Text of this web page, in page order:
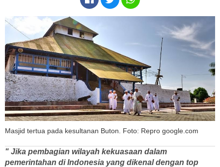
Masjid tertua pada kesultanan Buton. Foto: Repro google.com
" Jika pembagian wilayah kekuasaan dalam
pemerintahan di Indonesia yang dikenal dengan top